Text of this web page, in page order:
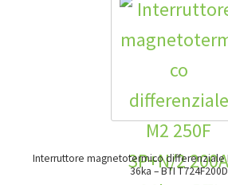
Interruttore magnetotermico differenziale
36ka – BTI T724F200D